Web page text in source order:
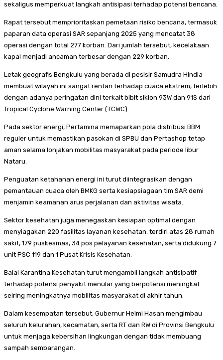
sekaligus memperkuat langkah antisipasi terhadap potensi bencana.
Rapat tersebut memprioritaskan pemetaan risiko bencana, termasuk
paparan data operasi SAR sepanjang 2025 yang mencatat 38
operasi dengan total 277 korban. Dari jumlah tersebut, kecelakaan
kapal menjadi ancaman terbesar dengan 229 korban.
Letak geografis Bengkulu yang berada di pesisir Samudra Hindia
membuat wilayah ini sangat rentan terhadap cuaca ekstrem, terlebih
dengan adanya peringatan dini terkait bibit siklon 93W dan 91S dari
Tropical Cyclone Warning Center (TCWC).
Pada sektor energi, Pertamina memaparkan pola distribusi BBM
reguler untuk memastikan pasokan di SPBU dan Pertashop tetap
aman selama lonjakan mobilitas masyarakat pada periode libur
Nataru.
Penguatan ketahanan energi ini turut diintegrasikan dengan
pemantauan cuaca oleh BMKG serta kesiapsiagaan tim SAR demi
menjamin keamanan arus perjalanan dan aktivitas wisata.
Sektor kesehatan juga menegaskan kesiapan optimal dengan
menyiagakan 220 fasilitas layanan kesehatan, terdiri atas 28 rumah
sakit, 179 puskesmas, 34 pos pelayanan kesehatan, serta didukung 7
unit PSC 119 dan 1 Pusat Krisis Kesehatan.
Balai Karantina Kesehatan turut mengambil langkah antisipatif
terhadap potensi penyakit menular yang berpotensi meningkat
seiring meningkatnya mobilitas masyarakat di akhir tahun.
Dalam kesempatan tersebut, Gubernur Helmi Hasan mengimbau
seluruh kelurahan, kecamatan, serta RT dan RW di Provinsi Bengkulu
untuk menjaga kebersihan lingkungan dengan tidak membuang
sampah sembarangan.